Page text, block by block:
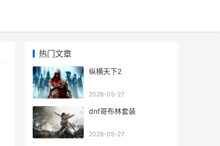
热门文章
纵横天下2
2026-05-27
dnf哥布林套装
2026-05-27